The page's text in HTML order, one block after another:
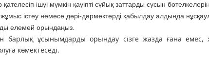
ішуі мүмкін қауіпті сұйық заттарды сусын
жұмыс істеу немесе дәрі-дәрмектерді қабылдау алдында
елемей орындаңыз.
барлық ұсынымдарды орындау сізге жазда ғана
көмектеседі.